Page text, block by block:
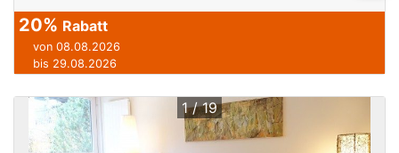
20% Rabatt
von 08.08.2026
bis 29.08.2026
1 / 19